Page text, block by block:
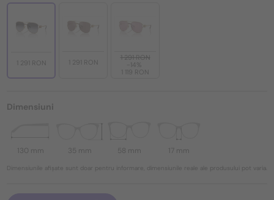
1 291 RON 1 291 RON
1 291 RON
1 119 RON
Dimensiuni
130 mm 35 mm 58 mm 17 mm
Dimensiunile afișate sunt doar pentru informare, dimensiunile reale ale produsului pot varia.